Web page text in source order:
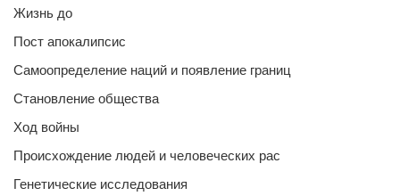
Жизнь до
Пост апокалипсис
Самоопределение наций и появление границ
Становление общества
Ход войны
Происхождение людей и человеческих рас
Генетические исследования